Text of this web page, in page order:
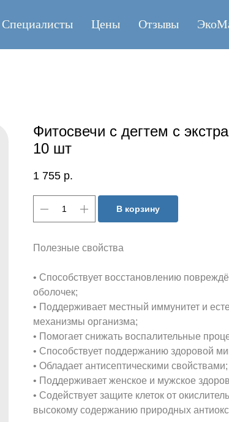
Специалисты Цены Отзывы
Фитосвечи с дегтем с
10 шт
1 755 р.
В корзину
Полезные свойства
• Способствует восстановлению
оболочек;
• Поддерживает местный иммунитет и
механизмы организма;
• Помогает снижать воспалительные
• Способствует поддержанию здоровой
• Обладает антисептическими свойствами;
• Поддерживает женское и мужское
• Содействует защите клеток от
высокому содержанию природных